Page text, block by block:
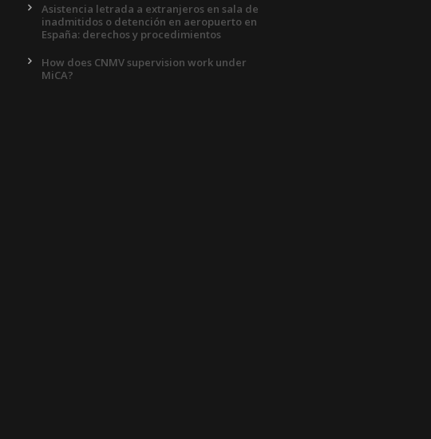
Asistencia letrada a extranjeros en sala de
inadmitidos o detención en aeropuerto en
España: derechos y procedimientos
How does CNMV supervision work under
MiCA?